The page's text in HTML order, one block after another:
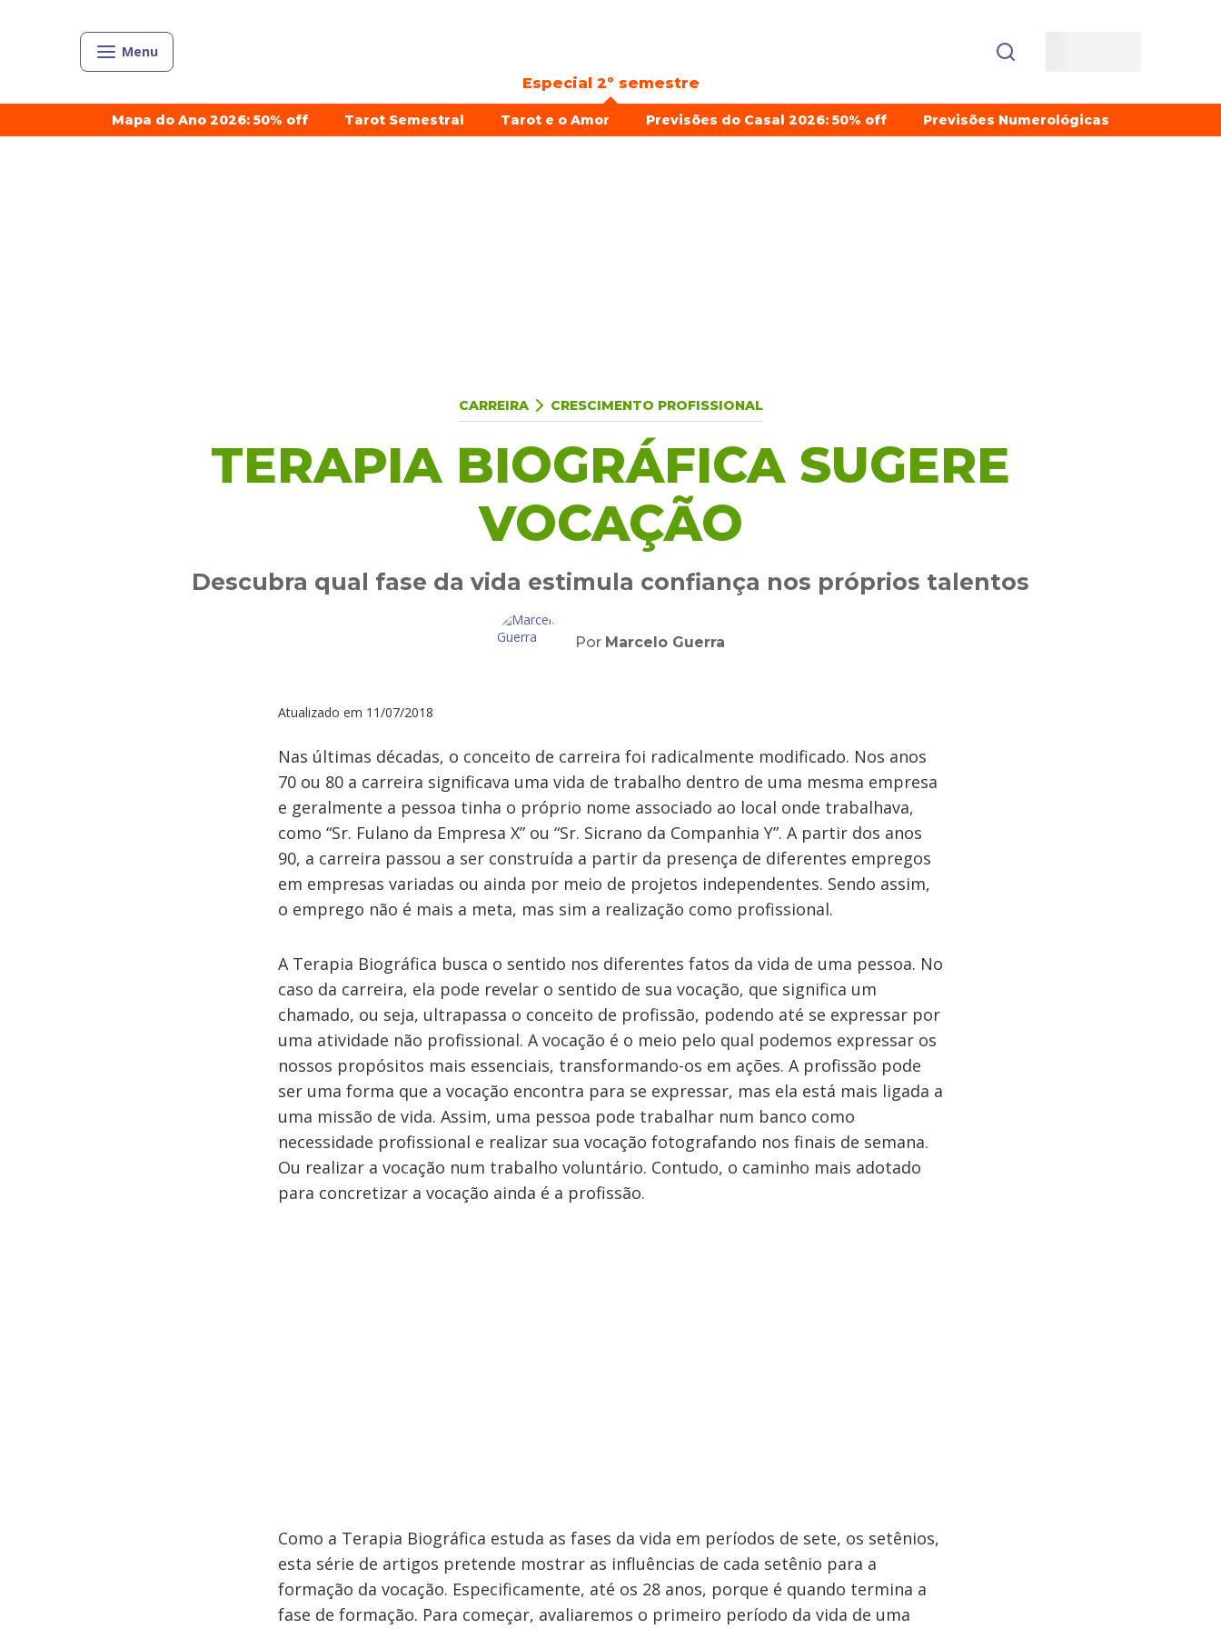
Menu
Especial 2º semestre
Mapa do Ano 2026: 50% off Tarot Semestral Tarot e o Amor Previsões do Casal 2026: 50% off Previsões Numerológicas
CARREIRA CRESCIMENTO PROFISSIONAL
TERAPIA BIOGRÁFICA SUGERE
VOCAÇÃO
Descubra qual fase da vida estimula confiança nos próprios talentos
Por Marcelo Guerra
Atualizado em 11/07/2018
Nas últimas décadas, o conceito de carreira foi radicalmente modificado. Nos anos
70 ou 80 a carreira significava uma vida de trabalho dentro de uma mesma empresa
e geralmente a pessoa tinha o próprio nome associado ao local onde trabalhava,
como “Sr. Fulano da Empresa X” ou “Sr. Sicrano da Companhia Y”. A partir dos anos
90, a carreira passou a ser construída a partir da presença de diferentes empregos
em empresas variadas ou ainda por meio de projetos independentes. Sendo assim,
o emprego não é mais a meta, mas sim a realização como profissional.
A Terapia Biográfica busca o sentido nos diferentes fatos da vida de uma pessoa. No
caso da carreira, ela pode revelar o sentido de sua vocação, que significa um
chamado, ou seja, ultrapassa o conceito de profissão, podendo até se expressar por
uma atividade não profissional. A vocação é o meio pelo qual podemos expressar os
nossos propósitos mais essenciais, transformando-os em ações. A profissão pode
ser uma forma que a vocação encontra para se expressar, mas ela está mais ligada a
uma missão de vida. Assim, uma pessoa pode trabalhar num banco como
necessidade profissional e realizar sua vocação fotografando nos finais de semana.
Ou realizar a vocação num trabalho voluntário. Contudo, o caminho mais adotado
para concretizar a vocação ainda é a profissão.
Como a Terapia Biográfica estuda as fases da vida em períodos de sete, os setênios,
esta série de artigos pretende mostrar as influências de cada setênio para a
formação da vocação. Especificamente, até os 28 anos, porque é quando termina a
fase de formação. Para começar, avaliaremos o primeiro período da vida de uma